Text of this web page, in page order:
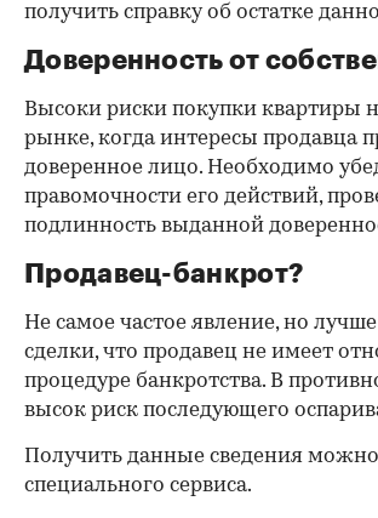
получить справку об остатке
Доверенность от
Высоки риски покупки квартиры
рынке, когда интересы продавца
доверенное лицо. Необходимо
правомочности его действий,
подлинность выданной
Продавец-банкрот?
Не самое частое явление, но
сделки, что продавец не имеет
процедуре банкротства. В
высок риск последующего
Получить данные сведения
специального сервиса.